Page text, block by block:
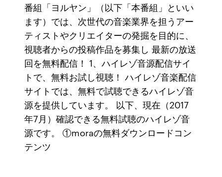
番組「ヨルヤン」（以下「本番組」といい
ます）では、次世代の音楽業界を担うアー
ティストやクリエイターの発掘を目的に、
視聴者からの投稿作品を募集し 最新の放送
回を無料配信！ 1、ハイレゾ音源配信サイ
トで、無料お試し視聴！ ハイレゾ音楽配信
サイトでは、無料で試聴できるハイレゾ音
源を提供しています。 以下、現在（2017
年7月）確認できる無料試聴のハイレゾ音
源です。 ①moraの無料ダウンロードコン
テンツ